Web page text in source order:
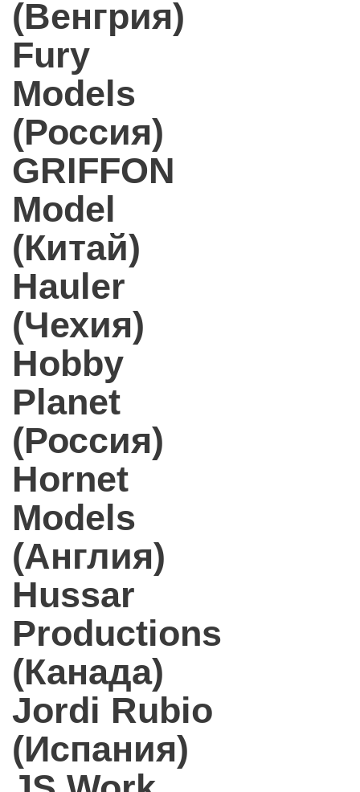
(Венгрия)
Fury
Models
(Россия)
GRIFFON
Model
(Китай)
Hauler
(Чехия)
Hobby
Planet
(Россия)
Hornet
Models
(Англия)
Hussar
Productions
(Канада)
Jordi Rubio
(Испания)